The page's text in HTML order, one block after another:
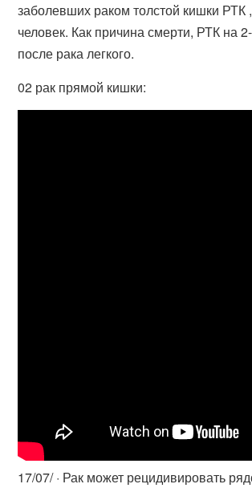
заболевших раком толстой кишки РТК
человек. Как причина смерти, РТК на
после рака легкого.
02 рак прямой кишки:
17/07/ · Рак может рецидивировать